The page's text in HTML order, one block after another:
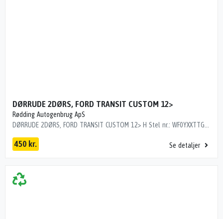
DØRRUDE 2DØRS, FORD TRANSIT CUSTOM 12>
Rødding Autogenbrug ApS
DØRRUDE 2DØRS, FORD TRANSIT CUSTOM 12> H Stel nr.: WF0YXXTTGYGR76135 Årgang: 2016 Del nr.: N116224 Dito nr.: 25285301 Stamkort nr.: 26070 2721898 192000 km
450 kr. Se detaljer